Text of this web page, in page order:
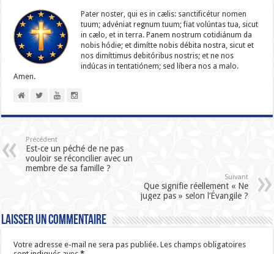
Pater noster, qui es in cælis: sanc­ti­ficétur nomen
tuum; advéniat regnum tuum; fiat volúntas tua, sicut
in cælo, et in terra. Panem nostrum cotidiánum da
nobis hódie; et dimítte nobis débita nostra, sicut et
nos dimíttimus debitóribus nostris; et ne nos
indúcas in ten­ta­tiónem; sed líbera nos a malo.
Amen.
Précédent
Est-ce un péché de ne pas
vouloir se réconcilier avec un
membre de sa famille ?
Suivant
Que signifie réellement « Ne
jugez pas » selon l’Évangile ?
Laisser un commentaire
Votre adresse e-mail ne sera pas publiée. Les champs obligatoires